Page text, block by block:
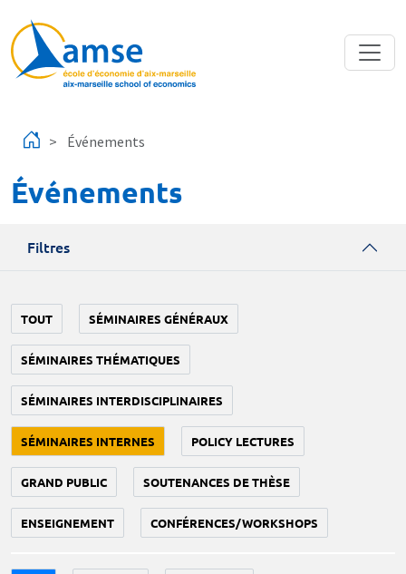
Événements
Événements
Filtres
TOUT SÉMINAIRES GÉNÉRAUX
SÉMINAIRES THÉMATIQUES
SÉMINAIRES INTERDISCIPLINAIRES
SÉMINAIRES INTERNES POLICY LECTURES
GRAND PUBLIC SOUTENANCES DE THÈSE
ENSEIGNEMENT CONFÉRENCES/WORKSHOPS